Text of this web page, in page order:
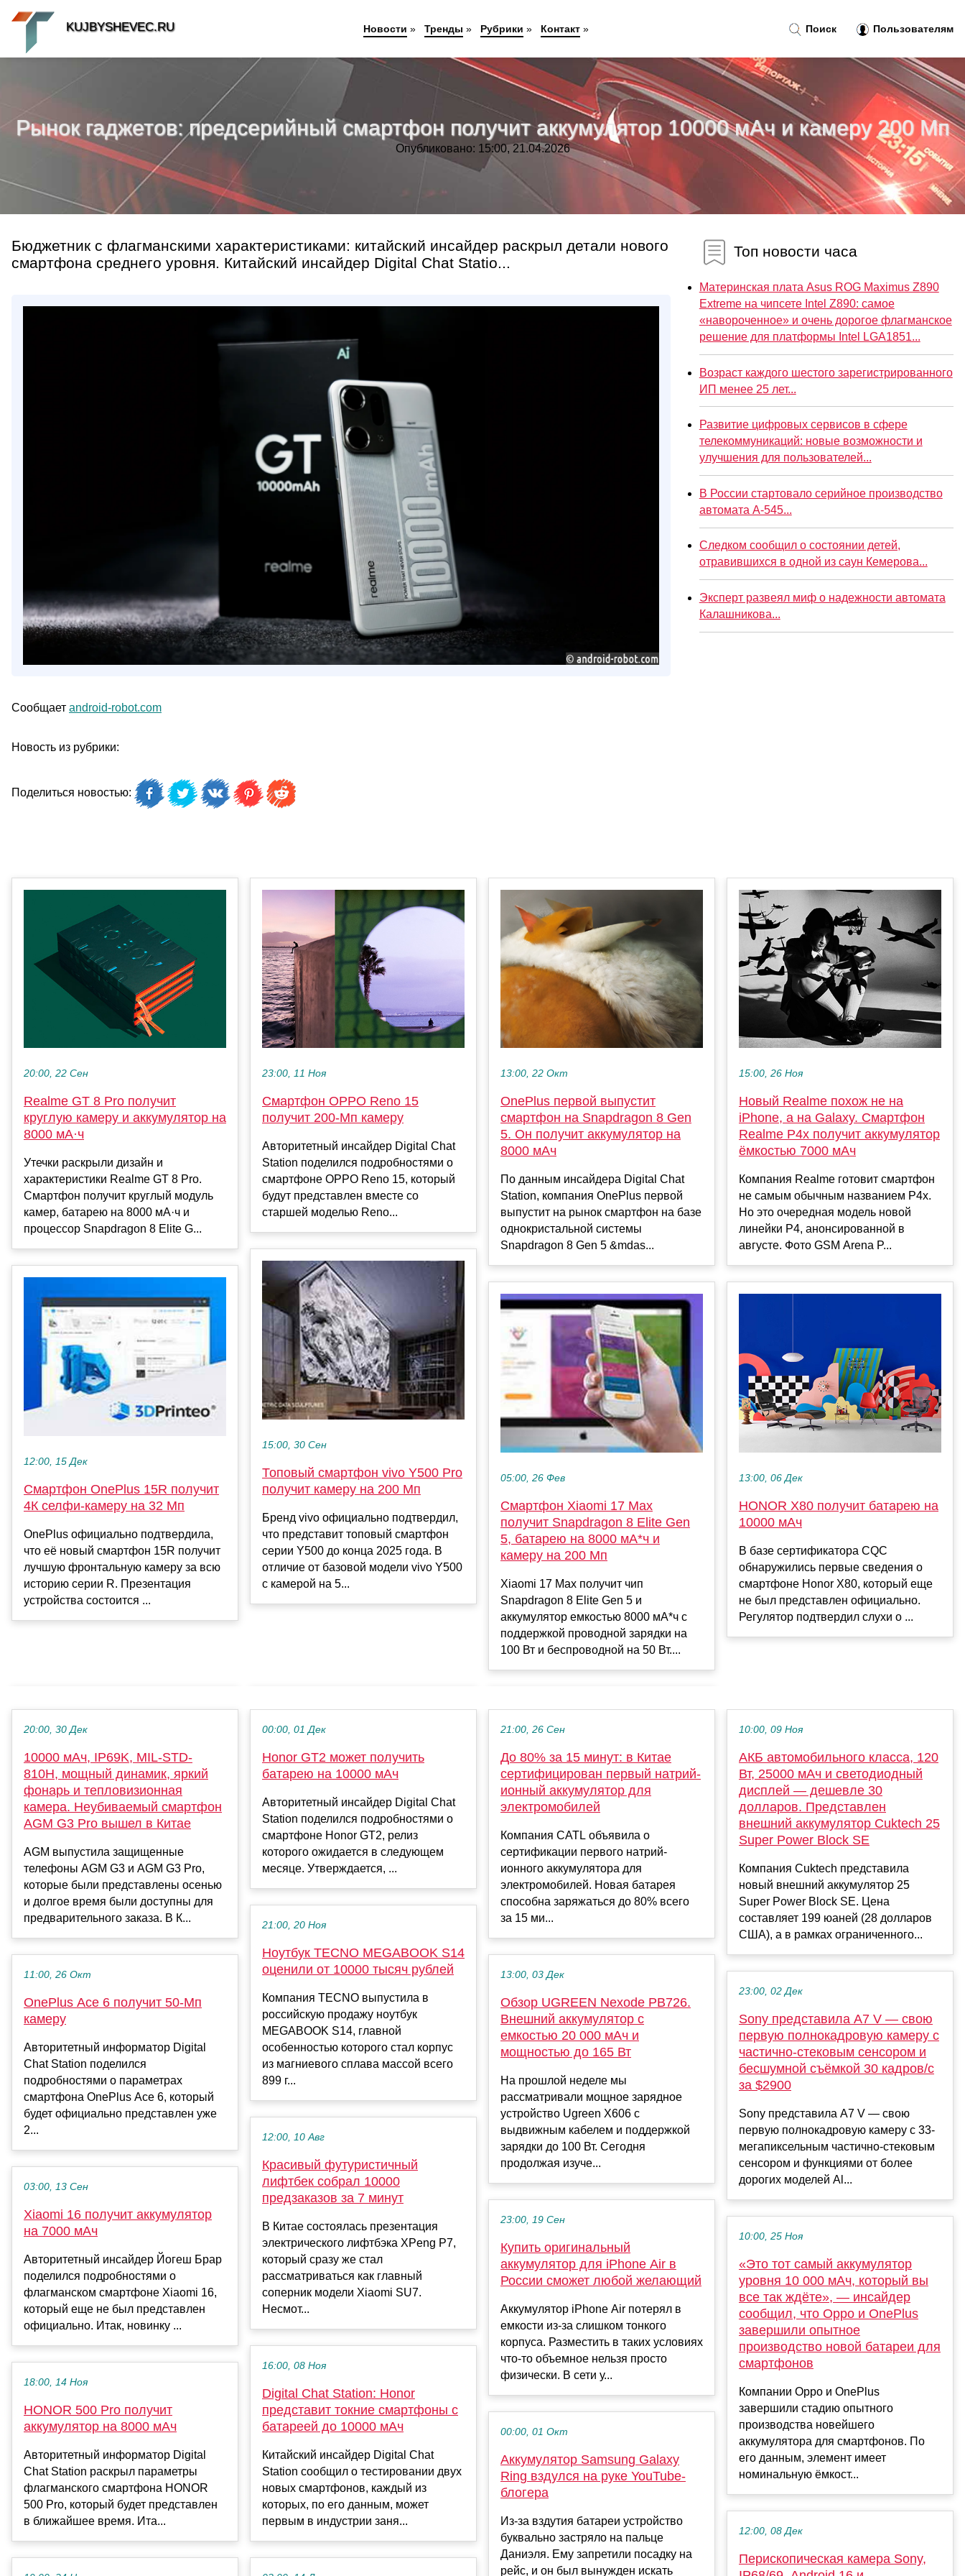
Рынок гаджетов: предсерийный смартфон получит аккумулятор 10000 мАч и камеру 200 Мп
Опубликовано: 15:00, 21.04.2026
Бюджетник с флагманскими характеристиками: китайский инсайдер раскрыл детали нового
смартфона среднего уровня. Китайский инсайдер Digital Chat Statio...
Сообщает android-robot.com
Новость из рубрики:
Поделиться новостью:
Топ новости часа
Материнская плата Asus ROG Maximus Z890
Extreme на чипсете Intel Z890: самое
«навороченное» и очень дорогое флагманское
решение для платформы Intel LGA1851...
Возраст каждого шестого зарегистрированного
ИП менее 25 лет...
Развитие цифровых сервисов в сфере
телекоммуникаций: новые возможности и
улучшения для пользователей...
В России стартовало серийное производство
автомата А-545...
Следком сообщил о состоянии детей,
отравившихся в одной из саун Кемерова...
Эксперт развеял миф о надежности автомата
Калашникова...
20:00, 22 Сен
Realme GT 8 Pro получит
круглую камеру и аккумулятор на
8000 мА·ч
Утечки раскрыли дизайн и
характеристики Realme GT 8 Pro.
Смартфон получит круглый модуль
камер, батарею на 8000 мА·ч и
процессор Snapdragon 8 Elite G...
12:00, 15 Дек
Смартфон OnePlus 15R получит
4К селфи-камеру на 32 Мп
OnePlus официально подтвердила,
что её новый смартфон 15R получит
лучшую фронтальную камеру за всю
историю серии R. Презентация
устройства состоится ...
23:00, 11 Ноя
Смартфон OPPO Reno 15
получит 200-Мп камеру
Авторитетный инсайдер Digital Chat
Station поделился подробностями о
смартфоне OPPO Reno 15, который
будут представлен вместе со
старшей моделью Reno...
15:00, 30 Сен
Топовый смартфон vivo Y500 Pro
получит камеру на 200 Мп
Бренд vivo официально подтвердил,
что представит топовый смартфон
серии Y500 до конца 2025 года. В
отличие от базовой модели vivo Y500
с камерой на 5...
13:00, 22 Окт
OnePlus первой выпустит
смартфон на Snapdragon 8 Gen
5. Он получит аккумулятор на
8000 мАч
По данным инсайдера Digital Chat
Station, компания OnePlus первой
выпустит на рынок смартфон на базе
однокристальной системы
Snapdragon 8 Gen 5 &mdas...
05:00, 26 Фев
Смартфон Xiaomi 17 Max
получит Snapdragon 8 Elite Gen
5, батарею на 8000 мА*ч и
камеру на 200 Мп
Xiaomi 17 Max получит чип
Snapdragon 8 Elite Gen 5 и
аккумулятор емкостью 8000 мА*ч с
поддержкой проводной зарядки на
100 Вт и беспроводной на 50 Вт....
15:00, 26 Ноя
Новый Realme похож не на
iPhone, а на Galaxy. Смартфон
Realme P4x получит аккумулятор
ёмкостью 7000 мАч
Компания Realme готовит смартфон
не самым обычным названием P4x.
Но это очередная модель новой
линейки P4, анонсированной в
августе. Фото GSM Arena P...
13:00, 06 Дек
HONOR X80 получит батарею на
10000 мАч
В базе сертификатора CQC
обнаружились первые сведения о
смартфоне Honor X80, который еще
не был представлен официально.
Регулятор подтвердил слухи о ...
20:00, 30 Дек
10000 мАч, IP69K, MIL-STD-
810H, мощный динамик, яркий
фонарь и тепловизионная
камера. Неубиваемый смартфон
AGM G3 Pro вышел в Китае
AGM выпустила защищенные
телефоны AGM G3 и AGM G3 Pro,
которые были представлены осенью
и долгое время были доступны для
предварительного заказа. В К...
11:00, 26 Окт
OnePlus Ace 6 получит 50-Мп
камеру
Авторитетный информатор Digital
Chat Station поделился
подробностями о параметрах
смартфона OnePlus Ace 6, который
будет официально представлен уже
2...
03:00, 13 Сен
Xiaomi 16 получит аккумулятор
на 7000 мАч
Авторитетный инсайдер Йогеш Брар
поделился подробностями о
флагманском смартфоне Xiaomi 16,
который еще не был представлен
официально. Итак, новинку ...
18:00, 14 Ноя
HONOR 500 Pro получит
аккумулятор на 8000 мАч
Авторитетный информатор Digital
Chat Station раскрыл параметры
флагманского смартфона HONOR
500 Pro, который будет представлен
в ближайшее время. Ита...
00:00, 01 Дек
Honor GT2 может получить
батарею на 10000 мАч
Авторитетный инсайдер Digital Chat
Station поделился подробностями о
смартфоне Honor GT2, релиз
которого ожидается в следующем
месяце. Утверждается, ...
21:00, 20 Ноя
Ноутбук TECNO MEGABOOK S14
оценили от 10000 тысяч рублей
Компания TECNO выпустила в
российскую продажу ноутбук
MEGABOOK S14, главной
особенностью которого стал корпус
из магниевого сплава массой всего
899 г...
12:00, 10 Авг
Красивый футуристичный
лифтбек собрал 10000
предзаказов за 7 минут
В Китае состоялась презентация
электрического лифтбэка XPeng P7,
который сразу же стал
рассматриваться как главный
соперник модели Xiaomi SU7.
Несмот...
16:00, 08 Ноя
Digital Chat Station: Honor
представит токние смартфоны с
батареей до 10000 мАч
Китайский инсайдер Digital Chat
Station сообщил о тестировании двух
новых смартфонов, каждый из
которых, по его данным, может
первым в индустрии заня...
21:00, 26 Сен
До 80% за 15 минут: в Китае
сертифицирован первый натрий-
ионный аккумулятор для
электромобилей
Компания CATL объявила о
сертификации первого натрий-
ионного аккумулятора для
электромобилей. Новая батарея
способна заряжаться до 80% всего
за 15 ми...
13:00, 03 Дек
Обзор UGREEN Nexode PB726.
Внешний аккумулятор с
емкостью 20 000 мАч и
мощностью до 165 Вт
На прошлой неделе мы
рассматривали мощное зарядное
устройство Ugreen X606 с
выдвижным кабелем и поддержкой
зарядки до 100 Вт. Сегодня
продолжая изуче...
23:00, 19 Сен
Купить оригинальный
аккумулятор для iPhone Air в
России сможет любой желающий
Аккумулятор iPhone Air потерял в
емкости из-за слишком тонкого
корпуса. Разместить в таких условиях
что-то объемное нельзя просто
физически. В сети у...
00:00, 01 Окт
Аккумулятор Samsung Galaxy
Ring вздулся на руке YouTube-
блогера
Из-за вздутия батареи устройство
буквально застряло на пальце
Даниэля. Ему запретили посадку на
рейс, и он был вынужден искать
10:00, 09 Ноя
АКБ автомобильного класса, 120
Вт, 25000 мАч и светодиодный
дисплей — дешевле 30
долларов. Представлен
внешний аккумулятор Cuktech 25
Super Power Block SE
Компания Cuktech представила
новый внешний аккумулятор 25
Super Power Block SE. Цена
составляет 199 юаней (28 долларов
США), а в рамках ограниченного...
23:00, 02 Дек
Sony представила A7 V — свою
первую полнокадровую камеру с
частично-стековым сенсором и
бесшумной съёмкой 30 кадров/с
за $2900
Sony представила A7 V — свою
первую полнокадровую камеру с 33-
мегапиксельным частично-стековым
сенсором и функциями от более
дорогих моделей Al...
10:00, 25 Ноя
«Это тот самый аккумулятор
уровня 10 000 мАч, который вы
все так ждёте», — инсайдер
сообщил, что Oppo и OnePlus
завершили опытное
производство новой батареи для
смартфонов
Компании Oppo и OnePlus
завершили стадию опытного
производства новейшего
аккумулятора для смартфонов. По
его данным, элемент имеет
номинальную ёмкост...
12:00, 08 Дек
Перископическая камера Sony,
Поиск Пользователям
KUJBYSHEVEC.RU Новости » Тренды » Рубрики » Контакт»